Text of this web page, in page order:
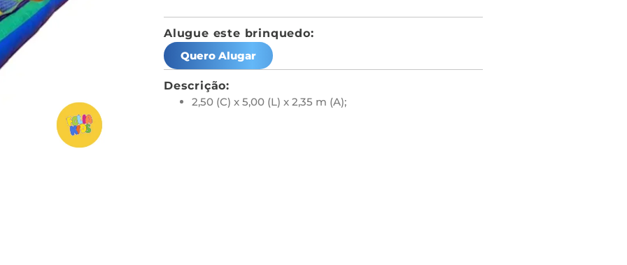
Alugue este brinquedo:
Quero Alugar
Descrição:
2,50 (C) x 5,00 (L) x 2,35 m (A);